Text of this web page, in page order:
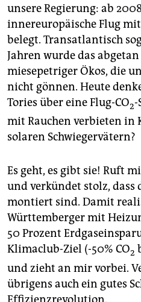
unsere Regierung: ab
innereuropäische Flug mit
belegt. Transatlantisch
Jahren wurde das
miesepetriger Ökos, die
nicht gönnen. Heute
Tories über eine Flug-CO2-
mit Rauchen verbieten in
solaren Schwiegervätern?
Es geht, es gibt sie! Ruft
und verkündet stolz, dass
montiert sind. Damit
Württemberger mit
50 Prozent
Klimaclub-Ziel (-50% CO2
und zieht an mir vorbei.
übrigens auch ein gutes